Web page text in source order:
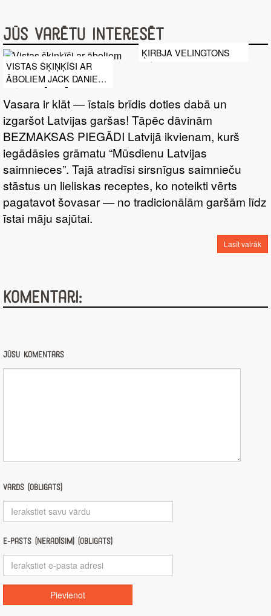
Jūs varētu interesēt
VISTAS ŠĶIŅĶĪŠI AR
ĀBOLIEM JACK DANIELS
UN SALDĀ KRĒJUMA
MĒRCĒ
ĶIRBJA VELINGTONS
Vasara ir klāt — īstais brīdis doties dabā un
izgaršot Latvijas garšas! Tāpēc dāvinām
BEZMAKSAS PIEGĀDI Latvijā ikvienam, kurš
iegādāsies grāmatu “Mūsdienu Latvijas
saimnieces”. Tajā atradīsi sirsnīgus saimnieču
stāstus un lieliskas receptes, ko noteikti vērts
pagatavot šovasar — no tradicionālām garšām līdz
īstai māju sajūtai.
Lasīt vairāk
Komentāri:
Jūsu komentārs
Vārds (obligāts)
E-pasts (nerādīsim) (obligāts)